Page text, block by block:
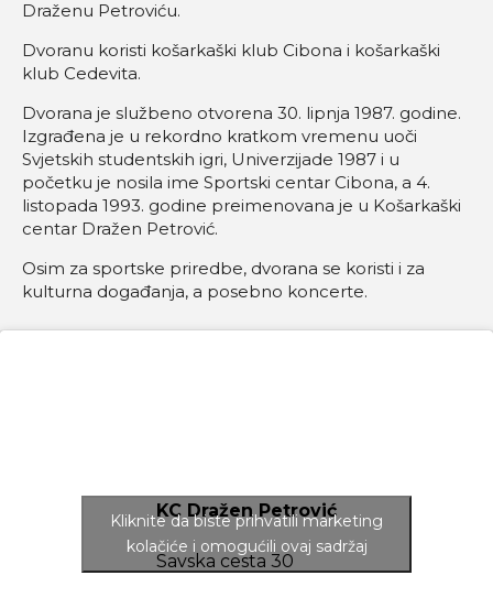
Draženu Petroviću.
Dvoranu koristi košarkaški klub Cibona i košarkaški
klub Cedevita.
Dvorana je službeno otvorena 30. lipnja 1987. godine.
Izgrađena je u rekordno kratkom vremenu uoči
Svjetskih studentskih igri, Univerzijade 1987 i u
početku je nosila ime Sportski centar Cibona, a 4.
listopada 1993. godine preimenovana je u Košarkaški
centar Dražen Petrović.
Osim za sportske priredbe, dvorana se koristi i za
kulturna događanja, a posebno koncerte.
KC Dražen Petrović
Savska cesta 30
Kliknite da biste prihvatili marketing
kolačiće i omogućili ovaj sadržaj